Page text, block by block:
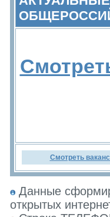
Смотреть
Данные
открытых